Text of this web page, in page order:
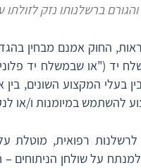
ברשלנותו נזק לזולתו
החוק אמנם מבחין
יד ("או שבמשלח יד
בעלי המקצוע השונים,
להשתמש במיומנות ו/או
רפואית, מוטלת
על שולחן הניתוחים –